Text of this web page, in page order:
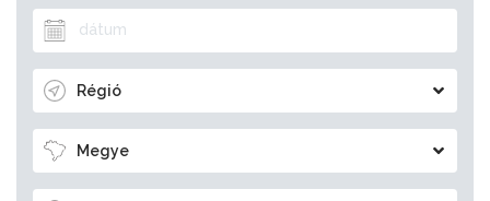
Régió
Megye